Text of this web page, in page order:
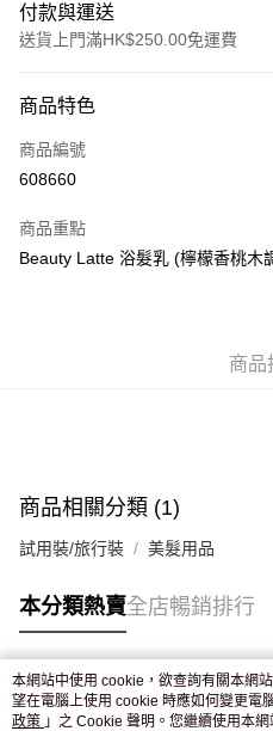
付款與運送
送貨上門滿HK$250.00免運費
信用卡
Apple Pay
WeChat Pay
JD京東物流，訂單確認發貨後2-4
商品特色
商品編號
608660
商品重點
Beauty Latte 浴髮乳 (檸檬香桃木
商品
商品相關分類 (1)
試用裝/旅行裝 美髮用品
本分類熱賣全店暢銷排行
熱門標籤
本網站中使用 cookie，欲查詢有關本網
望在電腦上使用 cookie 時應如何變更電
政策 」之 Cookie 聲明。您繼續使用本